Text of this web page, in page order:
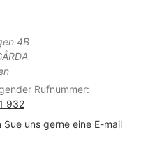
4B
Rufnummer:
932
uns gerne eine E-mail